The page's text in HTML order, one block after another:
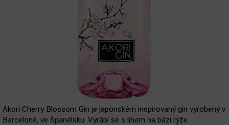
Akori Cherry Blossom Gin je japonském inspirovaný gin vyrobený v
Barceloně, ve Španělsku. Vyrábí se s lihem na bázi rýže.